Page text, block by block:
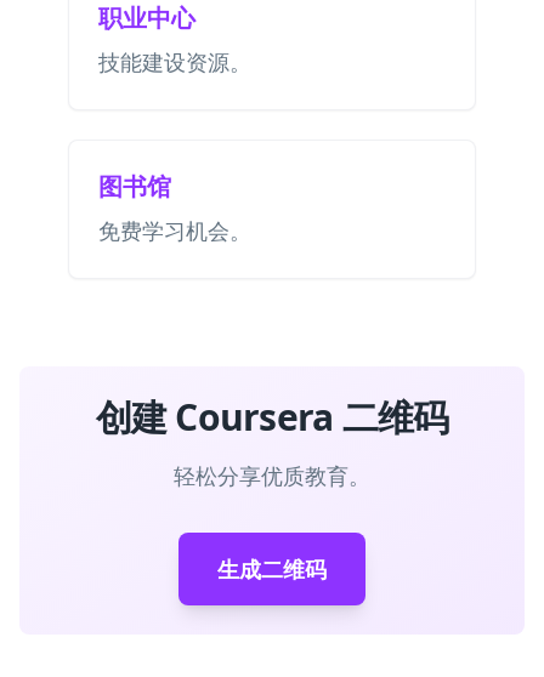
职业中心
技能建设资源。
图书馆
免费学习机会。
创建 Coursera 二维码
轻松分享优质教育。
生成二维码